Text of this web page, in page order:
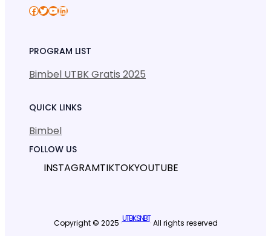
Facebook Twitter YouTube LinkedIn
PROGRAM LIST
Bimbel UTBK Gratis 2025
QUICK LINKS
Bimbel
FOLLOW US
INSTAGRAMTIKTOKYOUTUBE
Copyright © 2025 ·UTBK SNBT· All rights reserved